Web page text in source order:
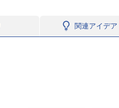
関連アイデア